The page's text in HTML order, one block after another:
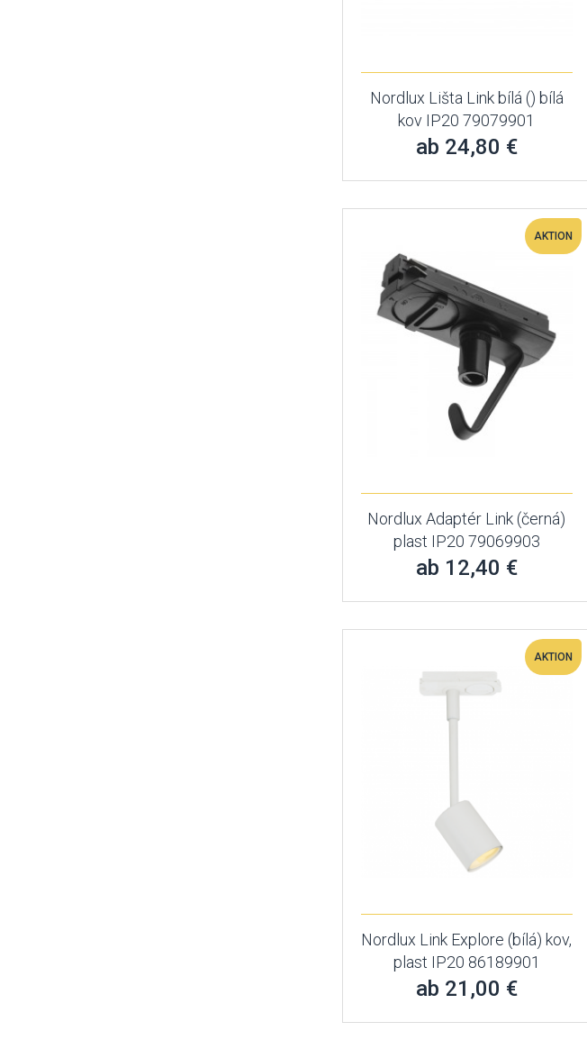
Nordlux Lišta Link bílá () bílá
kov IP20 79079901
ab 24,80 €
AKTION
Nordlux Adaptér Link (černá)
plast IP20 79069903
ab 12,40 €
AKTION
Nordlux Link Explore (bílá) kov,
plast IP20 86189901
ab 21,00 €